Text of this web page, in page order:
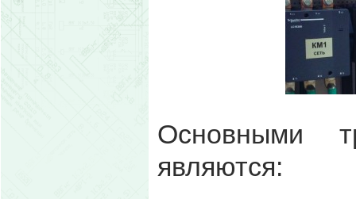
Основными
являются: